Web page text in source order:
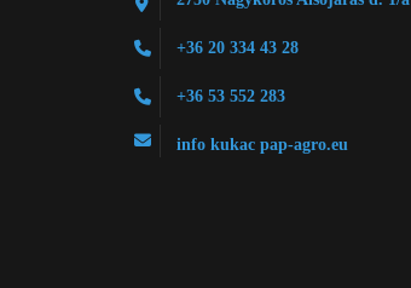
+36 20 334 43 28
+36 53 552 283
info kukac pap-agro.eu